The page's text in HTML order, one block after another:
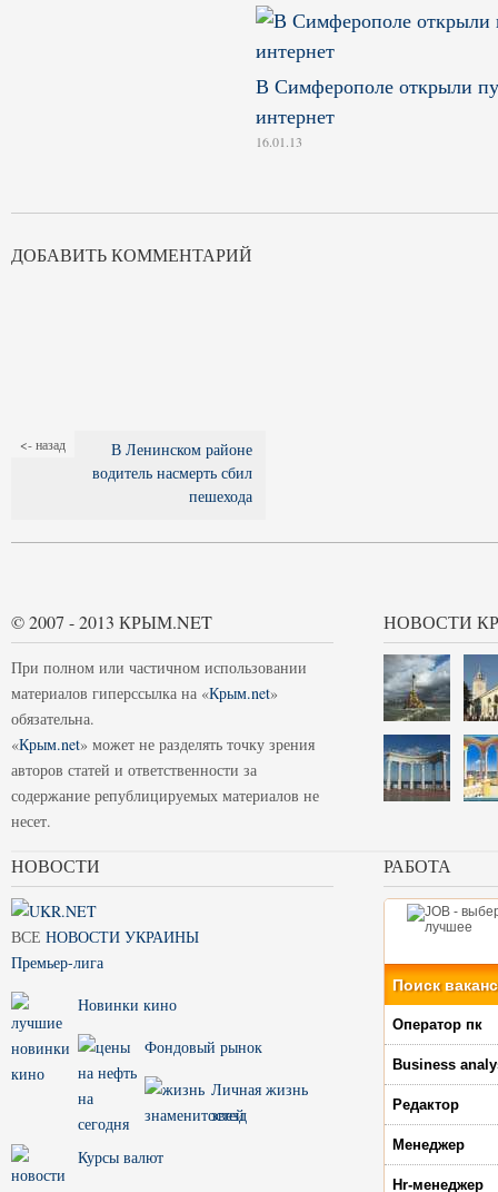
В Симферополе открыли
интернет
16.01.13
ДОБАВИТЬ КОММЕНТАРИЙ
<- назад
В Ленинском районе
водитель насмерть сбил
пешехода
© 2007 - 2013 КРЫМ.NET
При полном или частичном использовании
материалов гиперссылка на «Крым.net»
обязательна.
«Крым.net» может не разделять точку зрения
авторов статей и ответственности за
содержание републицируемых материалов не
несет.
НОВОСТИ
НОВОСТИ
ВСЕ НОВОСТИ УКРАИНЫ
Премьер-лига
Новинки кино
Фондовый рынок
Личная жизнь
звезд
Курсы валют
РАБОТА
Поиск
Оператор пк
Business
Редактор
Менеджер
Hr-менеджер